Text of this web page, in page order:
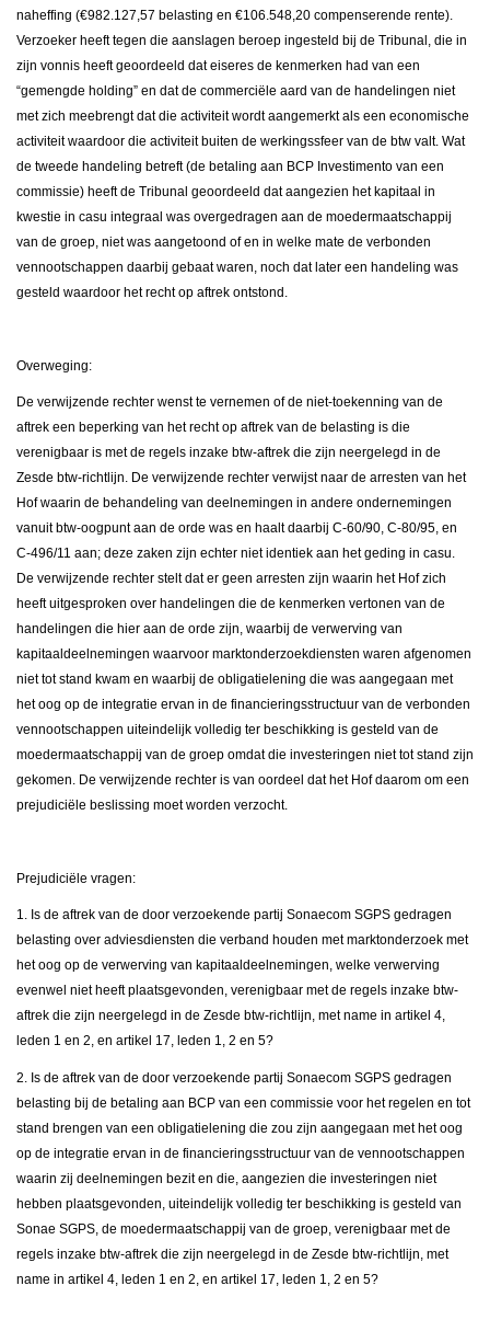
naheffing (€982.127,57 belasting en €106.548,20 compenserende rente).
Verzoeker heeft tegen die aanslagen beroep ingesteld bij de Tribunal, die in
zijn vonnis heeft geoordeeld dat eiseres de kenmerken had van een
“gemengde holding” en dat de commerciële aard van de handelingen niet
met zich meebrengt dat die activiteit wordt aangemerkt als een economische
activiteit waardoor die activiteit buiten de werkingssfeer van de btw valt. Wat
de tweede handeling betreft (de betaling aan BCP Investimento van een
commissie) heeft de Tribunal geoordeeld dat aangezien het kapitaal in
kwestie in casu integraal was overgedragen aan de moedermaatschappij
van de groep, niet was aangetoond of en in welke mate de verbonden
vennootschappen daarbij gebaat waren, noch dat later een handeling was
gesteld waardoor het recht op aftrek ontstond.
Overweging:
De verwijzende rechter wenst te vernemen of de niet-toekenning van de
aftrek een beperking van het recht op aftrek van de belasting is die
verenigbaar is met de regels inzake btw-aftrek die zijn neergelegd in de
Zesde btw-richtlijn. De verwijzende rechter verwijst naar de arresten van het
Hof waarin de behandeling van deelnemingen in andere ondernemingen
vanuit btw-oogpunt aan de orde was en haalt daarbij C-60/90, C-80/95, en
C-496/11 aan; deze zaken zijn echter niet identiek aan het geding in casu.
De verwijzende rechter stelt dat er geen arresten zijn waarin het Hof zich
heeft uitgesproken over handelingen die de kenmerken vertonen van de
handelingen die hier aan de orde zijn, waarbij de verwerving van
kapitaaldeelnemingen waarvoor marktonderzoekdiensten waren afgenomen
niet tot stand kwam en waarbij de obligatielening die was aangegaan met
het oog op de integratie ervan in de financieringsstructuur van de verbonden
vennootschappen uiteindelijk volledig ter beschikking is gesteld van de
moedermaatschappij van de groep omdat die investeringen niet tot stand zijn
gekomen. De verwijzende rechter is van oordeel dat het Hof daarom om een
prejudiciële beslissing moet worden verzocht.
Prejudiciële vragen:
1. Is de aftrek van de door verzoekende partij Sonaecom SGPS gedragen
belasting over adviesdiensten die verband houden met marktonderzoek met
het oog op de verwerving van kapitaaldeelnemingen, welke verwerving
evenwel niet heeft plaatsgevonden, verenigbaar met de regels inzake btw-
aftrek die zijn neergelegd in de Zesde btw-richtlijn, met name in artikel 4,
leden 1 en 2, en artikel 17, leden 1, 2 en 5?
2. Is de aftrek van de door verzoekende partij Sonaecom SGPS gedragen
belasting bij de betaling aan BCP van een commissie voor het regelen en tot
stand brengen van een obligatielening die zou zijn aangegaan met het oog
op de integratie ervan in de financieringsstructuur van de vennootschappen
waarin zij deelnemingen bezit en die, aangezien die investeringen niet
hebben plaatsgevonden, uiteindelijk volledig ter beschikking is gesteld van
Sonae SGPS, de moedermaatschappij van de groep, verenigbaar met de
regels inzake btw-aftrek die zijn neergelegd in de Zesde btw-richtlijn, met
name in artikel 4, leden 1 en 2, en artikel 17, leden 1, 2 en 5?